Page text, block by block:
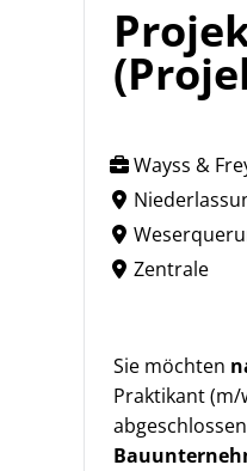
Wayss &
Zentrale
Sie möchten
Praktikant